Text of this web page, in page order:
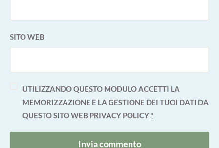
SITO WEB
UTILIZZANDO QUESTO MODULO ACCETTI LA
MEMORIZZAZIONE E LA GESTIONE DEI TUOI DATI DA
QUESTO SITO WEB PRIVACY POLICY*